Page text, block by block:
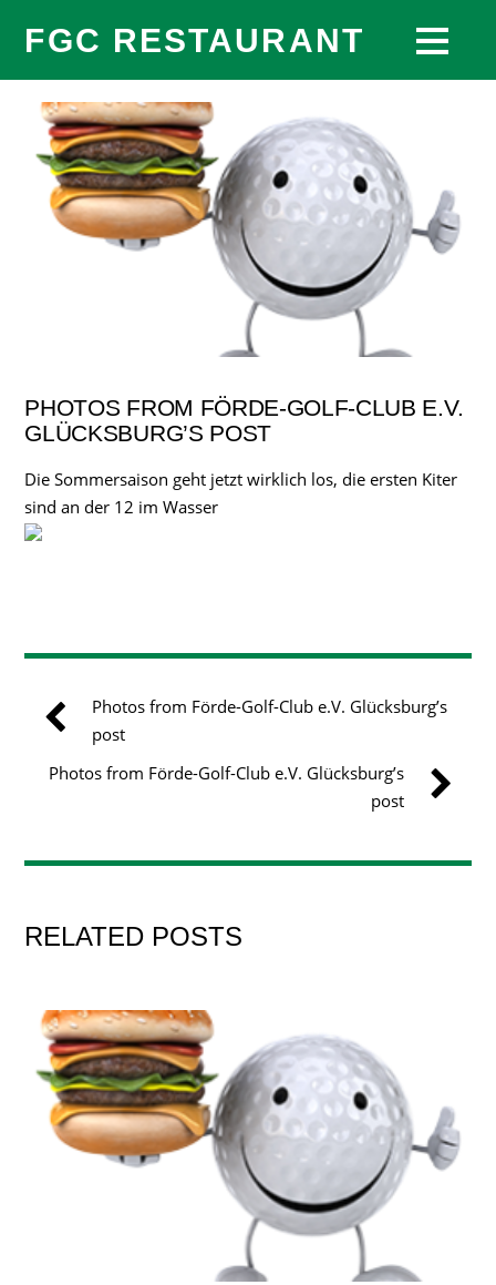
FGC RESTAURANT
PHOTOS FROM FÖRDE-GOLF-CLUB E.V.
GLÜCKSBURG’S POST
Die Sommersaison geht jetzt wirklich los, die ersten Kiter
sind an der 12 im Wasser
Photos from Förde-Golf-Club e.V. Glücksburg’s
post
Photos from Förde-Golf-Club e.V. Glücksburg’s
post
RELATED POSTS